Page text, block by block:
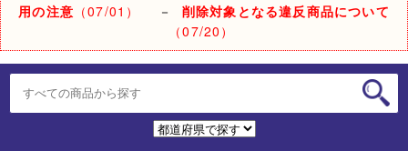
用の注意 （07/01） － 削除対象となる違反商品について
（07/20）